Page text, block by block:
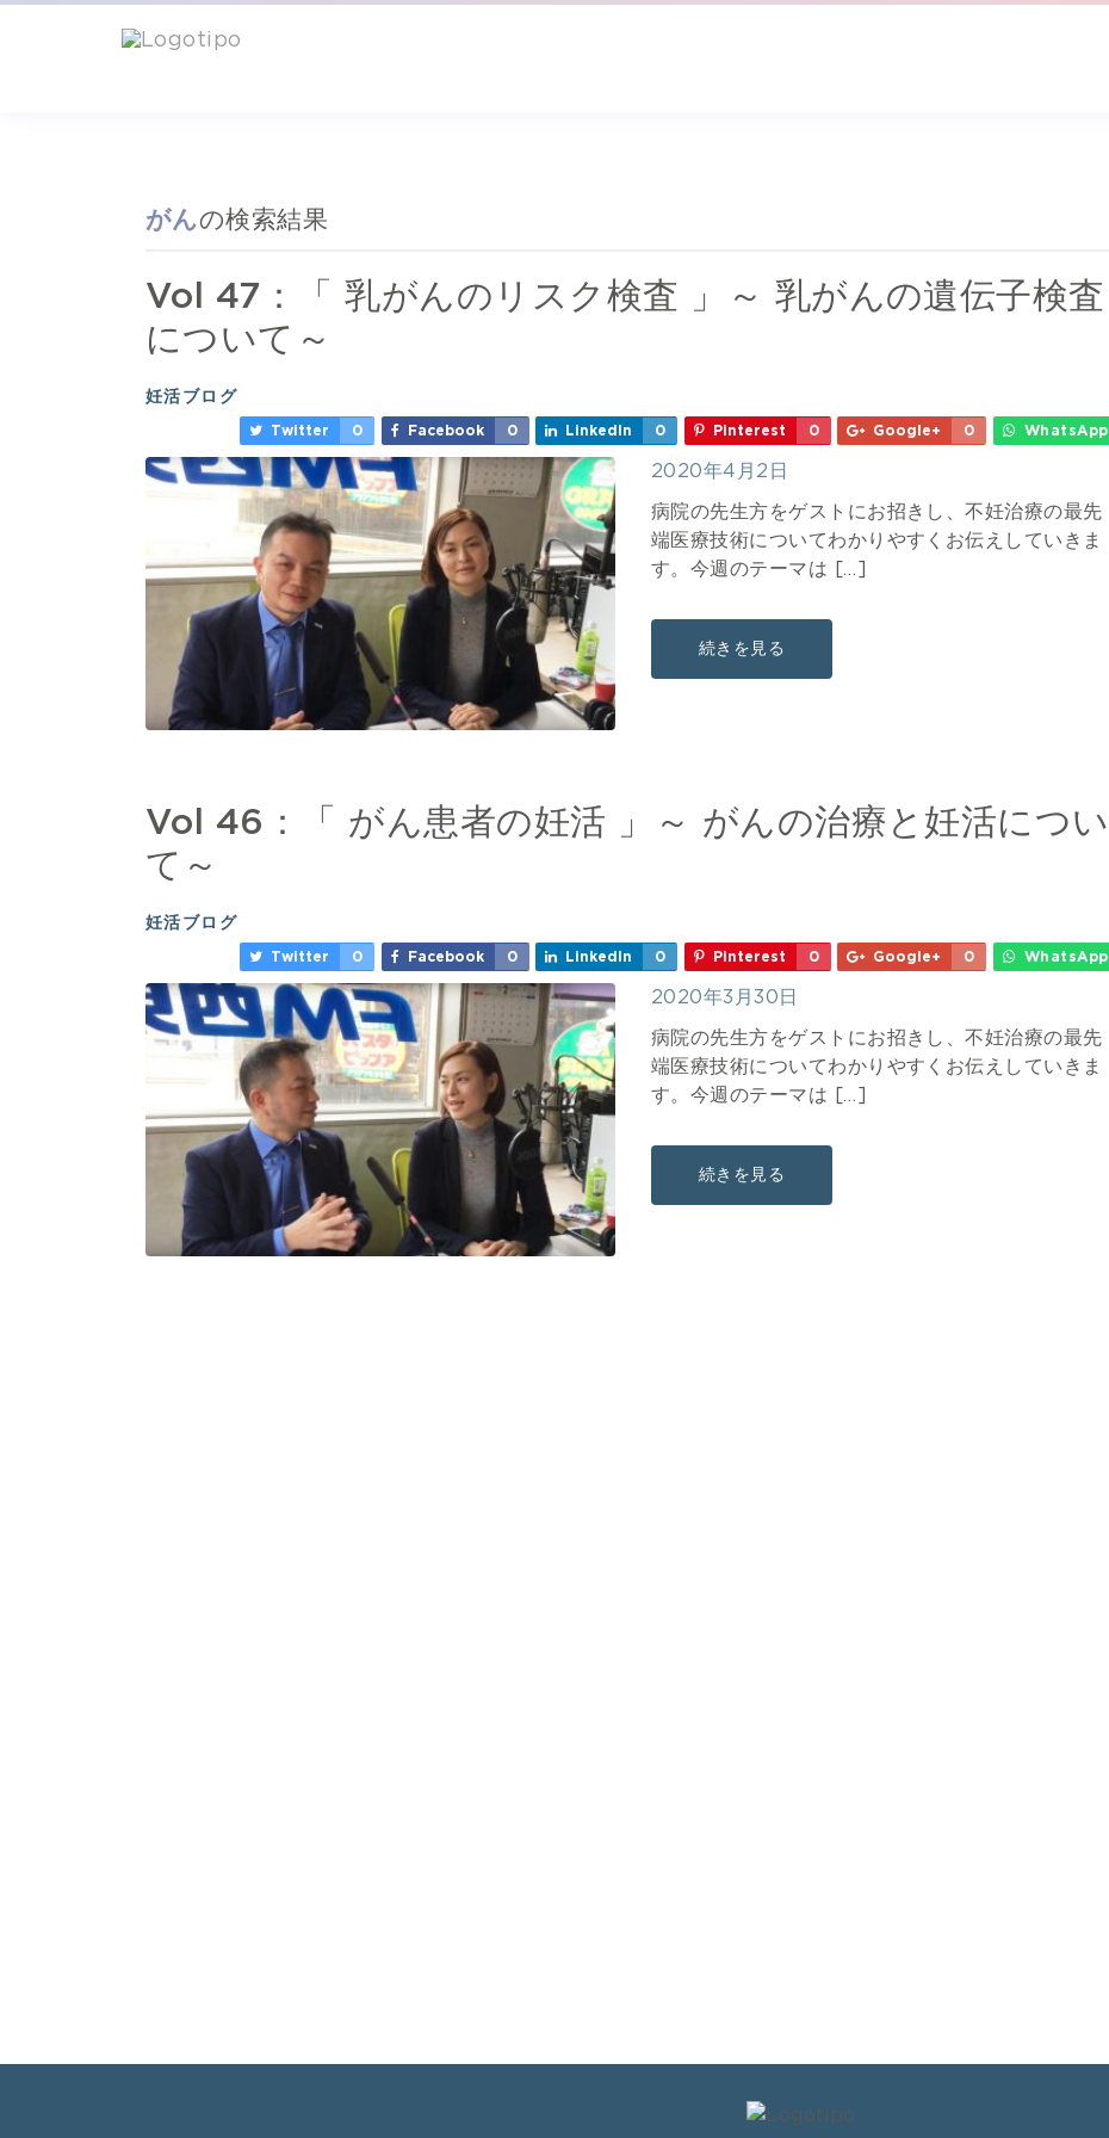
がんの検索結果
Vol 47：「 乳がんのリスク検査 」～ 乳がんの遺伝子検査
について～
妊活ブログ
Twitter 0 Facebook 0 LinkedIn 0 Pinterest 0 Google+ 0 WhatsApp
2020年4月2日
病院の先生方をゲストにお招きし、不妊治療の最先
端医療技術についてわかりやすくお伝えしていきま
す。今週のテーマは […]
続きを見る
Vol 46：「 がん患者の妊活 」～ がんの治療と妊活につい
て～
妊活ブログ
Twitter 0 Facebook 0 LinkedIn 0 Pinterest 0 Google+ 0 WhatsApp
2020年3月30日
病院の先生方をゲストにお招きし、不妊治療の最先
端医療技術についてわかりやすくお伝えしていきま
す。今週のテーマは […]
続きを見る